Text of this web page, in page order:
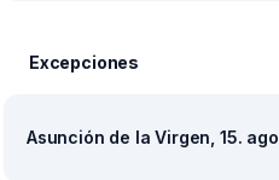
Excepciones
Asunción de la Virgen, 15. ago